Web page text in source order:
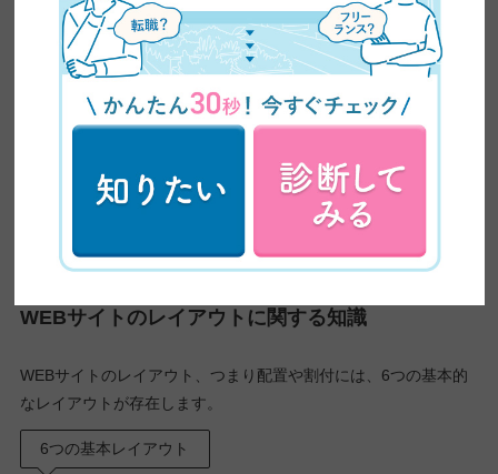
つ。フッターに企業情
報等を掲載して信頼感
ありませんが、それぞれ役割が異なるので適切な情報を配置して
いくことでより魅力的かつ目的達成ができるWEBデザインとなる
WEBサイトのレイアウトに関する知識
WEBサイトのレイアウト、つまり配置や割付には、6つの基本的
なレイアウトが存在します。
6つの基本レイアウト